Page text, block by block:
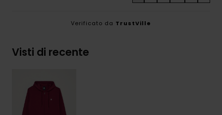
Verificato da TrustVille
Visti di recente